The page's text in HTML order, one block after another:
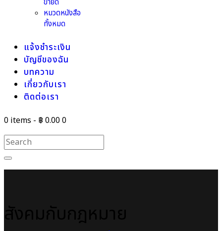
ขายดี
หมวดหนังสือ
ทั้งหมด
แจ้งชำระเงิน
บัญชีของฉัน
บทความ
เกี่ยวกับเรา
ติดต่อเรา
0 items - ฿ 0.000